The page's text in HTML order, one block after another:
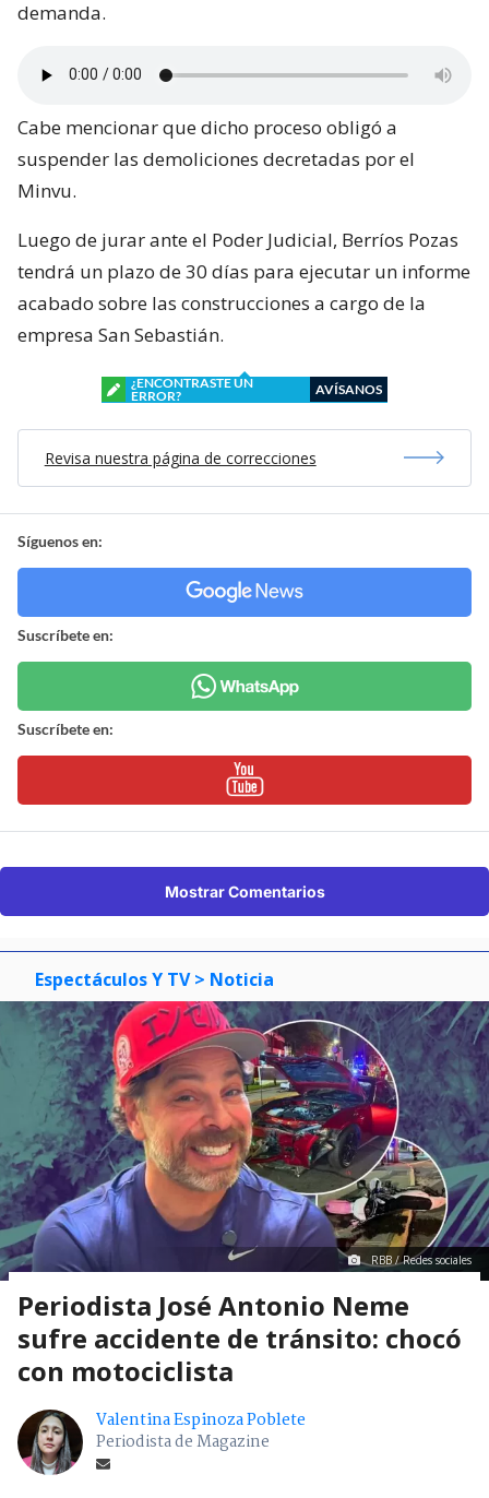
demanda.
Cabe mencionar que dicho proceso obligó a
suspender las demoliciones decretadas por el
Minvu.
Luego de jurar ante el Poder Judicial, Berríos Pozas
tendrá un plazo de 30 días para ejecutar un informe
acabado sobre las construcciones a cargo de la
empresa San Sebastián.
¿ENCONTRASTE UN
ERROR?
AVÍSANOS
Revisa nuestra página de correcciones
Síguenos en:
Suscríbete en:
Suscríbete en:
Mostrar Comentarios
Espectáculos Y TV > Noticia
RBB / Redes sociales
Periodista José Antonio Neme
sufre accidente de tránsito: chocó
con motociclista
Valentina Espinoza Poblete
Periodista de Magazine